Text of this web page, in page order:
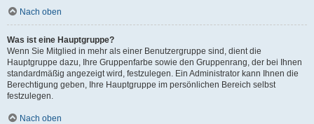
Nach oben
Was ist eine Hauptgruppe?
Wenn Sie Mitglied in mehr als einer Benutzergruppe sind, dient die
Hauptgruppe dazu, Ihre Gruppenfarbe sowie den Gruppenrang, der bei Ihnen
standardmäßig angezeigt wird, festzulegen. Ein Administrator kann Ihnen die
Berechtigung geben, Ihre Hauptgruppe im persönlichen Bereich selbst
festzulegen.
Nach oben